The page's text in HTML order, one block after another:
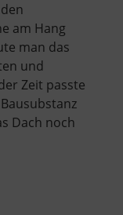
am Hang
man das
und
Zeit passte
Dach noch